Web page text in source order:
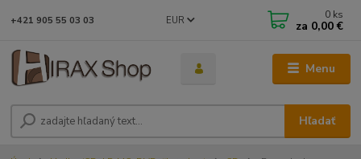
Menu
EUR
Hľadať
+421 905 55 03 03 0 ks
za 0,00 €